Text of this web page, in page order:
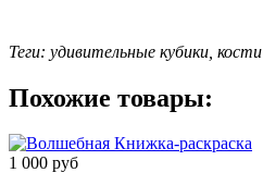
Теги: удивительные кубики, кости
Похожие товары:
1 000 руб